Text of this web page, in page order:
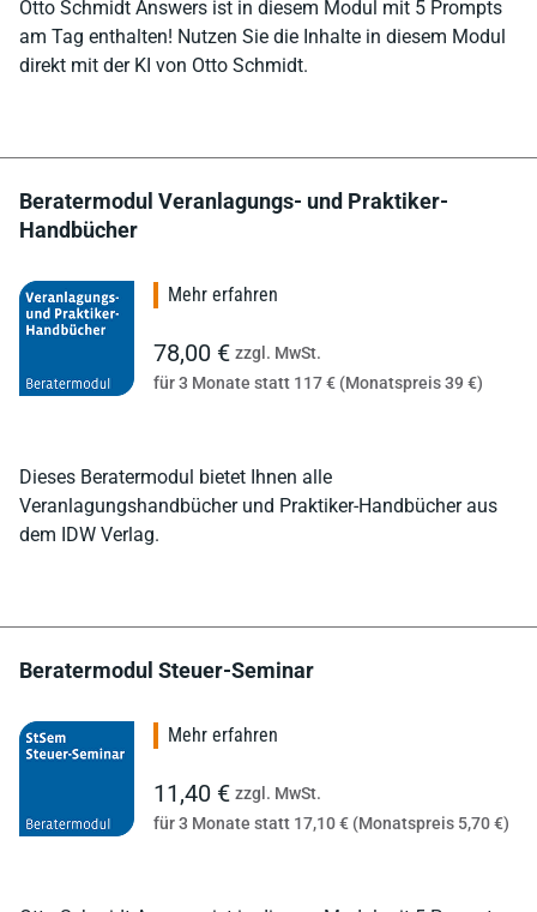
Otto Schmidt Answers ist in diesem Modul mit 5 Prompts
am Tag enthalten! Nutzen Sie die Inhalte in diesem Modul
direkt mit der KI von Otto Schmidt.
Beratermodul Veranlagungs- und Praktiker-
Handbücher
Dieses Beratermodul bietet Ihnen alle
Veranlagungshandbücher und Praktiker-Handbücher aus
dem IDW Verlag.
Mehr erfahren
78,00 € zzgl. MwSt.
für 3 Monate statt 117 € (Monatspreis 39 €)
Beratermodul Steuer-Seminar
Mehr erfahren
11,40 € zzgl. MwSt.
für 3 Monate statt 17,10 € (Monatspreis 5,70 €)